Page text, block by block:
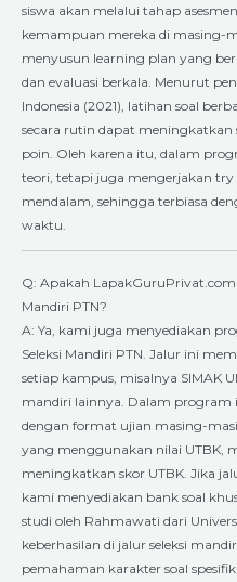
siswa akan melalui tahap
kemampuan mereka di masing-
menyusun learning plan yang
dan evaluasi berkala. Menurut
Indonesia (2021), latihan soal
secara rutin dapat meningkatkan
poin. Oleh karena itu, dalam
teori, tetapi juga mengerjakan
mendalam, sehingga terbiasa
waktu.
Q: Apakah
Mandiri PTN?
A: Ya, kami juga menyediakan
Seleksi Mandiri PTN. Jalur ini
setiap kampus, misalnya SIMAK
mandiri lainnya. Dalam program
dengan format ujian masing-
yang menggunakan nilai UTBK,
meningkatkan skor UTBK. Jika
kami menyediakan bank soal
studi oleh Rahmawati dari
keberhasilan di jalur seleksi
pemahaman karakter soal